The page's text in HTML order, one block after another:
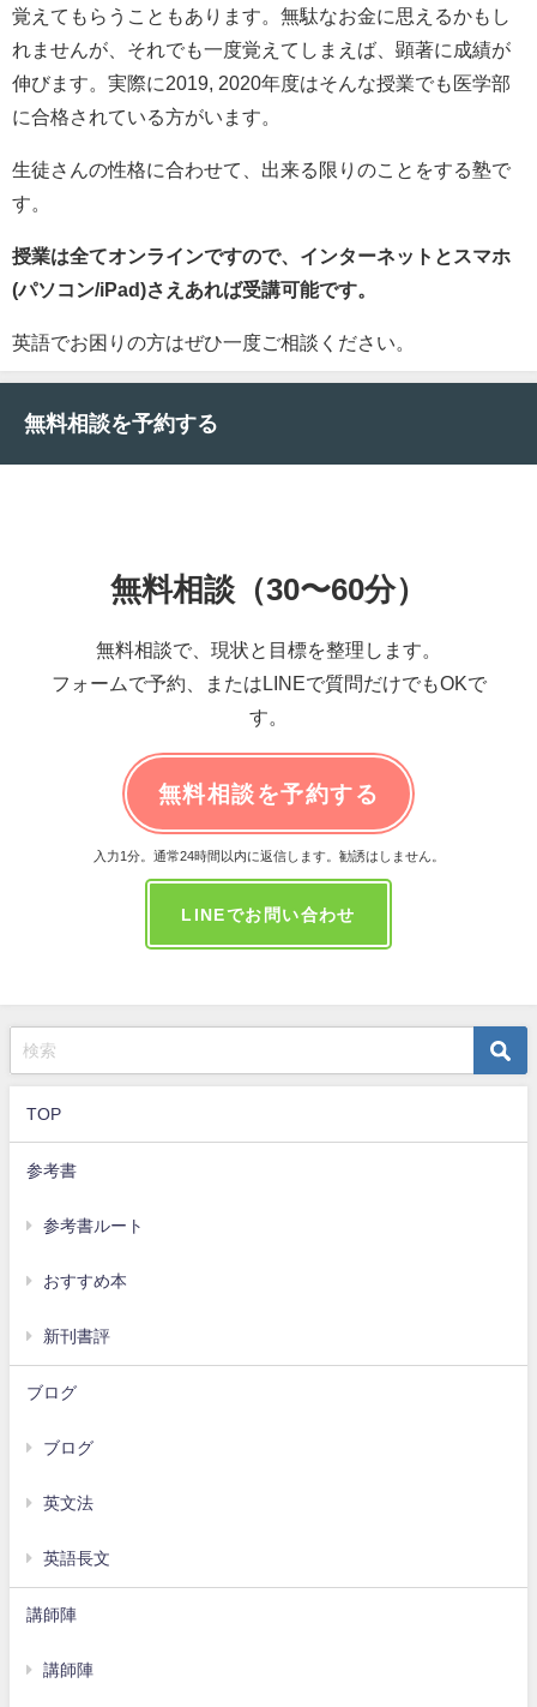
覚えてもらうこともあります。無駄なお金に思えるかもし
れませんが、それでも一度覚えてしまえば、顕著に成績が
伸びます。実際に2019, 2020年度はそんな授業でも医学部
に合格されている方がいます。
生徒さんの性格に合わせて、出来る限りのことをする塾で
す。
授業は全てオンラインですので、インターネットとスマホ
(パソコン/iPad)さえあれば受講可能です。
英語でお困りの方はぜひ一度ご相談ください。
無料相談を予約する
無料相談（30〜60分）
無料相談で、現状と目標を整理します。
フォームで予約、またはLINEで質問だけでもOKで
す。
無料相談を予約する
入力1分。通常24時間以内に返信します。勧誘はしません。
LINEでお問い合わせ
TOP
参考書
参考書ルート
おすすめ本
新刊書評
ブログ
ブログ
英文法
英語長文
講師陣
講師陣